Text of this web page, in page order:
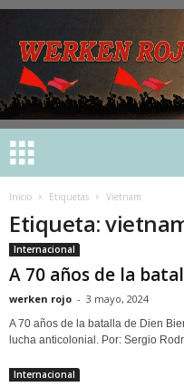
Inicio Etiquetas Vietnam
Etiqueta:
Internacional
A 70 años de la
werken rojo - 3 mayo, 2024
A 70 años de la batalla de Dien
lucha anticolonial. Por: Sergio
Internacional